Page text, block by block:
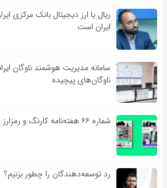
ریال یا ارز دیجیتال بانک مرکزی
ایران است
سامانه مدیریت هوشمند ناوگان
ناوگان‌های پیچیده
شماره ۶۶ هفته‌نامه کارنگ و رمزارز شماره ۳۶ منتشر شد
رد توسعه‌دهندگان را چطور بزنیم؟